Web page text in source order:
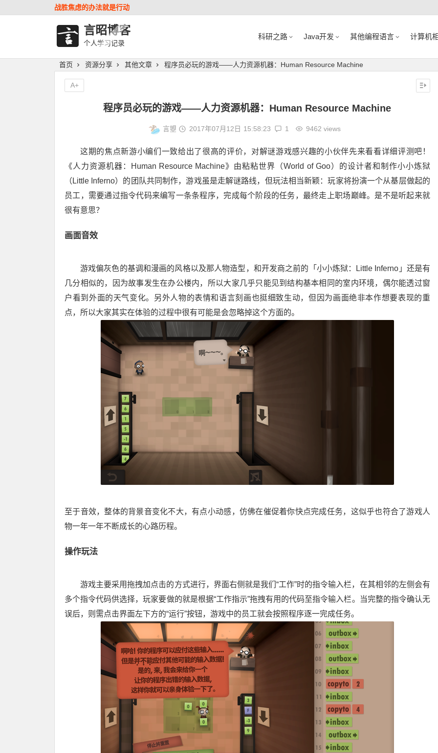
战胜焦虑的办法就是行动
言昭博客
个人学习记录
科研之路 Java开发 其他编程语言 计算机
首页 资源分享 其他文章 程序员必玩的游戏——人力资源机器：Human Resource Machine
程序员必玩的游戏——人力资源机器：Human Resource Machine
言曌 2017年07月12日 15:58:23 1 9462 views
这期的焦点新游小编们一致给出了很高的评价，对解谜游戏感兴趣的小伙伴先来看看详细评测吧！
《人力资源机器：Human Resource Machine》由粘粘世界（World of Goo）的设计者和制作小小炼狱
（Little Inferno）的团队共同制作，游戏虽是走解谜路线，但玩法相当新颖：玩家将扮演一个从基层做起的
员工，需要通过指令代码来编写一条条程序，完成每个阶段的任务，最终走上职场巅峰。是不是听起来就
很有意思？
画面音效
游戏偏灰色的基调和漫画的风格以及那人物造型，和开发商之前的「小小炼狱：Little Inferno」还是有
几分相似的，因为故事发生在办公楼内，所以大家几乎只能见到结构基本相同的室内环境，偶尔能透过窗
户看到外面的天气变化。另外人物的表情和语言刻画也挺细致生动，但因为画面绝非本作想要表现的重
点，所以大家其实在体验的过程中很有可能是会忽略掉这个方面的。
至于音效，整体的背景音变化不大，有点小动感，仿佛在催促着你快点完成任务，这似乎也符合了游戏人
物一年一年不断成长的心路历程。
操作玩法
游戏主要采用拖拽加点击的方式进行，界面右侧就是我们“工作”时的指令输入栏，在其相邻的左侧会有
多个指令代码供选择，玩家要做的就是根据“工作指示”拖拽有用的代码至指令输入栏。当完整的指令确认无
误后，则需点击界面左下方的“运行”按钮，游戏中的员工就会按照程序逐一完成任务。
A+